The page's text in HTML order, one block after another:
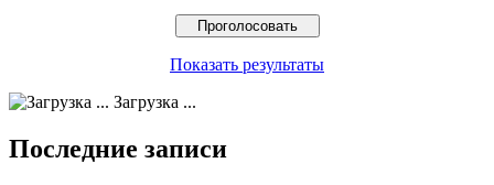
Показать результаты
Загрузка ...
Последние записи